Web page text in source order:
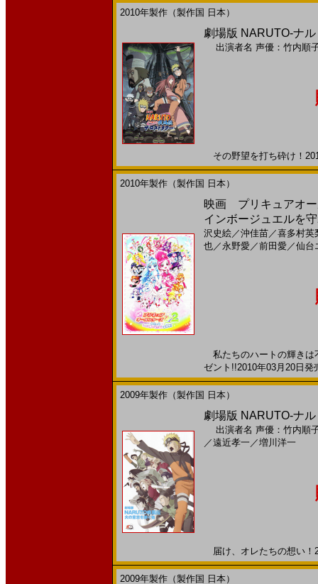
2010年製作（製作国 日本）
劇場版 NARUTO-ナ
出演者名 声優：竹内順
その野望を打ち砕け！
2010年製作（製作国 日本）
映画 プリキュアオ
インボージュエルを
沢史絵／沖佳苗／喜多村英
也／永野愛／前田愛／仙台
私たちのハートの輝きは
ゼント!!2010年03月20日
2009年製作（製作国 日本）
劇場版 NARUTO-ナ
出演者名 声優：竹内順
／遠近孝一 ／増川洋一
届け、オレたちの想い
2009年製作（製作国 日本）